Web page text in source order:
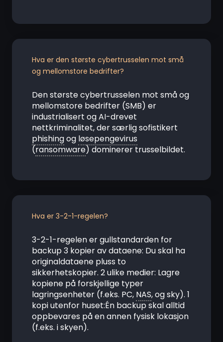
Hva er den største cybertrusselen mot små
og mellomstore bedrifter?
Den største cybertrusselen mot små og
mellomstore bedrifter (SMB) er
industrialisert og AI-drevet
nettkriminalitet, der særlig sofistikert
phishingog løsepengevirus
(ransomware) dominerer trusselbildet.
Hva er 3-2-1-regelen?
3-2-1-regelen er gullstandarden for
backup 3 kopier av dataene: Du skal ha
originaldataene pluss to
sikkerhetskopier. 2 ulike medier: Lagre
kopiene på forskjellige typer
lagringsenheter (f.eks. PC, NAS, og sky). 1
kopi utenfor huset:Én backup skal alltid
oppbevares på en annen fysisk lokasjon
(f.eks. i skyen).